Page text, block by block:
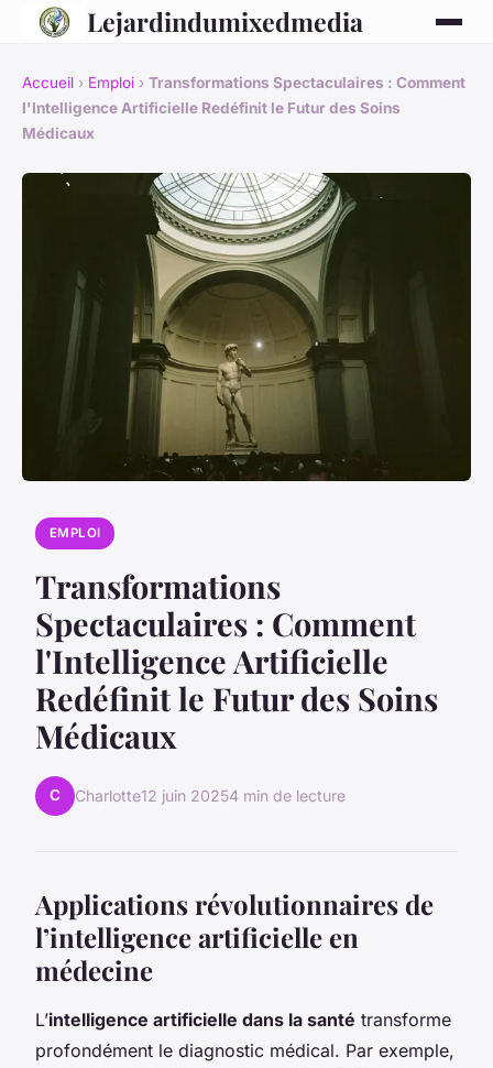
Lejardindumixedmedia
Accueil › Emploi › Transformations Spectaculaires : Comment
l'Intelligence Artificielle Redéfinit le Futur des Soins
Médicaux
EMPLOI
Transformations
Spectaculaires : Comment
l'Intelligence Artificielle
Redéfinit le Futur des Soins
Médicaux
C Charlotte12 juin 20254 min de lecture
Applications révolutionnaires de
l’intelligence artificielle en
médecine
L’intelligence artificielle dans la santé transforme
profondément le diagnostic médical. Par exemple,